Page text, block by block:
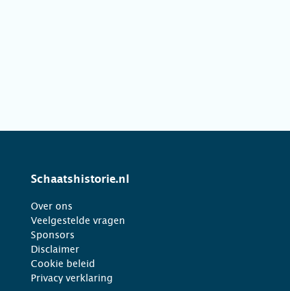
Schaatshistorie.nl
Over ons
Veelgestelde vragen
Sponsors
Disclaimer
Cookie beleid
Privacy verklaring